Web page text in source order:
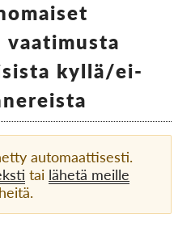
Reports & Resources
your rights!
meitä!
Jäsenyys
kyllä/ei-
automaattisesti.
tai lähetä meille